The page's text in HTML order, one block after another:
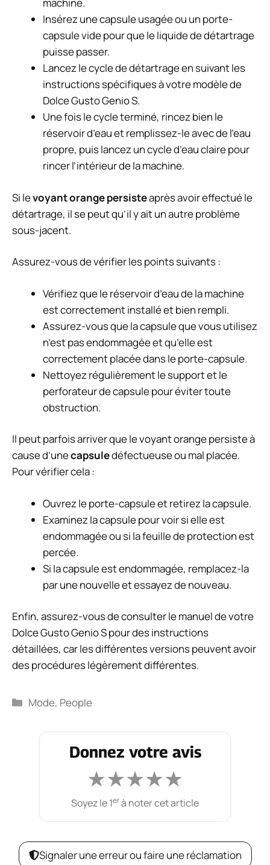
Insérez une capsule usagée ou un porte-
capsule vide pour que le liquide de détartrage
puisse passer.
Lancez le cycle de détartrage en suivant les
instructions spécifiques à votre modèle de
Dolce Gusto Genio S.
Une fois le cycle terminé, rincez bien le
réservoir d’eau et remplissez-le avec de l’eau
propre, puis lancez un cycle d’eau claire pour
rincer l’intérieur de la machine.
Si levoyant orange persisteaprès avoir effectué le
détartrage, il se peut qu’il y ait un autre problème
sous-jacent.
Assurez-vous de vérifier les points suivants :
Vérifiez que le réservoir d’eau de la machine
est correctement installé et bien rempli.
Assurez-vous que la capsule que vous utilisez
n’est pas endommagée et qu’elle est
correctement placée dans le porte-capsule.
Nettoyez régulièrement le support et le
perforateur de capsule pour éviter toute
obstruction.
Il peut parfois arriver que le voyant orange persiste à
cause d’unecapsuledéfectueuse ou mal placée.
Pour vérifier cela :
Ouvrez le porte-capsule et retirez la capsule.
Examinez la capsule pour voir si elle est
endommagée ou si la feuille de protection est
percée.
Si la capsule est endommagée, remplacez-la
par une nouvelle et essayez de nouveau.
Enfin, assurez-vous de consulter le manuel de votre
Dolce Gusto Genio S pour des instructions
détaillées, car les différentes versions peuvent avoir
des procédures légèrement différentes.
Catégories
Mode, People
Donnez votre avis
★★★★★
Soyez le 1erà noter cet article
Signaler une erreur ou faire une réclamation